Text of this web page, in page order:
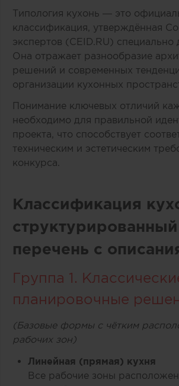
Типология кухонь — это
классификация, утверждённая
экспертов (CEID.RU) специально
Она отражает разнообразие
решений и современных
организации кухонных
Понимание ключевых отличий
необходимо для правильной
проекта, что способствует
техническим и эстетическим
конкурса.
Классификация
структурированный
перечень с
Группа 1.
планировочные
(Базовые формы с чётким
рабочих зон)
Линейная (прямая) кухня
Все рабочие зоны